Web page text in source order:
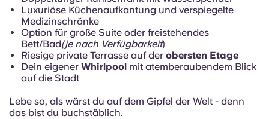
Luxuriöse Küchenaufkantung und verspiegelte
Medizinschränke
Option für große Suite oder freistehendes
Bett/Bad(je nach Verfügbarkeit)
Riesige private Terrasse auf der obersten Etage
Dein eigener Whirlpool mit atemberaubendem Blick
auf die Stadt
Lebe so, als wärst du auf dem Gipfel der Welt - denn
das bist du buchstäblich.